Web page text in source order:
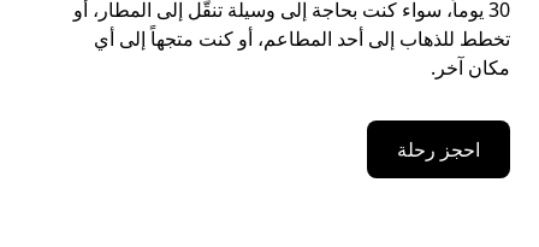
30 يوماً، سواء كنت بحاجة إلى وسيلة تنقُّل إلى المطار، أو
تخطط للذهاب إلى أحد المطاعم، أو كنت متجهاً إلى أي
مكان آخر.
احجز رحلة